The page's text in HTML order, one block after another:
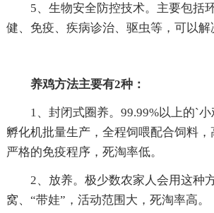
5、生物安全防控技术。主要包括
健、免疫、疾病诊治、驱虫等，可以解
养鸡方法主要有2种：
1、封闭式圈养。99.99%以上的`小
孵化机批量生产，全程饲喂配合饲料
严格的免疫程序，死淘率低。
2、放养。极少数农家人会用这种
窝、“带娃”，活动范围大，死淘率高。